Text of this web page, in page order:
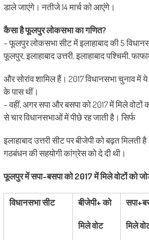
डाले जाएंगे। नतीजे 14 मार्च को आएंगे।
कैसा है फूलपुर लोकसभा का गणित?
– फूलपुर लोकसभा सीट में इलाहाबाद की 5
फूलपुर, इलाहाबाद उत्तरी, इलाहाबाद पश्चिमी,
और सोरांव शामिल हैं। 2017 विधानसभा चुनाव में
के पास थीं।
– वहीं, अगर सपा और बसपा को 2017 में मिले वोटों
से चार विधानसभाओं में पीछे रह जाती है। सिर्फ
इलाहाबाद उत्तरी सीट पर बीजेपी को बढ़त
गठबंधन की सहयोगी कांग्रेस को दे दी थी।
फूलपुर में सपा-बसपा को 2017 में मिले वोटों को
विधानसभा सीट बीजेपी+ को
मिले वोट मिले